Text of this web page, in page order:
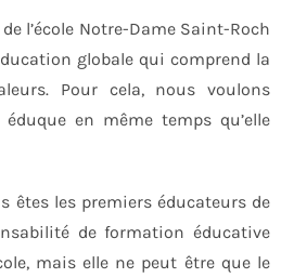
l’école Notre-Dame Saint-Roch
globale qui comprend la
Pour cela, nous voulons
en même temps qu’elle
êtes les premiers éducateurs de
de formation éducative
mais elle ne peut être que le